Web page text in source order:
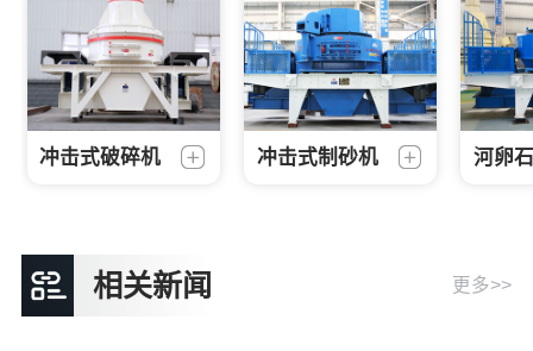
冲击式破碎机 冲击式制砂机 河卵
相关新闻 更多>>